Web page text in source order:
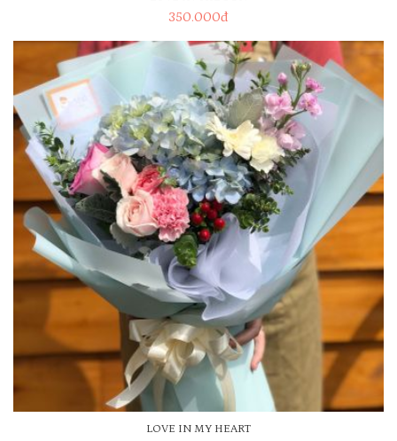
350.000đ
LOVE IN MY HEART